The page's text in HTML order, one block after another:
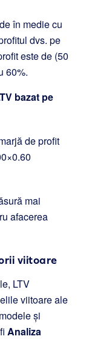
în medie cu
dvs. pe
este de (50
60%.
bazat pe
de profit
mai
afacerea
viitoare
LTV
viitoare ale
și
Analiza